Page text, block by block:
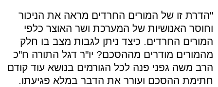
"הדרת זו של המורים החרדים מראה את הניכור
וחוסר האנושיות של המערכת ושר האוצר כלפי
המורים החרדים. כיצד ניתן לגבות מצב בו חלק
מהמורים מודרים מההסכם? יו"ר דגל התורה ח"כ
הרב משה גפני פנה לכל הגורמים בנושא עוד קודם
חתימת ההסכם ועורר את הדבר במלא פגיעתו.